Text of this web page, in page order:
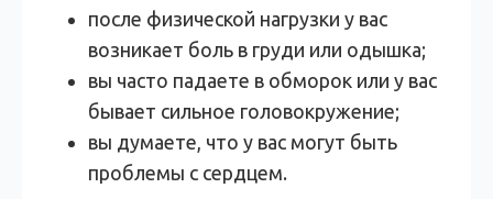
после физической нагрузки у вас
возникает боль в груди или одышка;
вы часто падаете в обморок или у вас
бывает сильное головокружение;
вы думаете, что у вас могут быть
проблемы с сердцем.